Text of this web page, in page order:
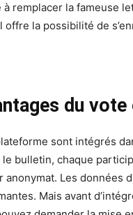
remplacer la fameuse
offre la possibilité de
du vote
sont intégrés
bulletin, chaque
Les données
Mais avant